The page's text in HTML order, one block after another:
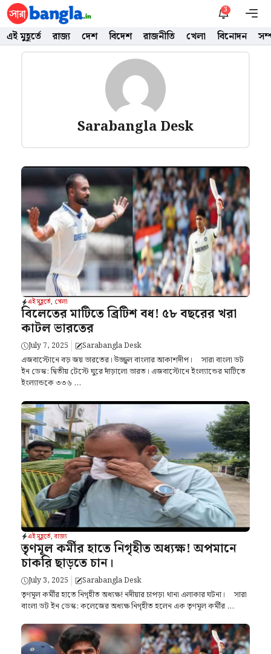
Skip
to
content
3
এই মুহূর্তে রাজ্য দেশ বিদেশ রাজনীতি খেলা বিনোদন
Sarabangla Desk
এই মুহূর্তে, খেলা
বিলেতের মাটিতে ব্রিটিশ বধ! ৫৮ বছরের খরা
কাটল ভারতের
July 7, 2025 Sarabangla Desk
এজবাস্টোনে বড় জয় ভারতের। উজ্জ্বল বাংলার আকাশদীপ। সারা বাংলা ডট
ইন ডেস্ক: দ্বিতীয় টেস্টে ঘুরে দাঁড়ালো ভারত। এজবাস্টোনে ইংল্যান্ডের মাটিতে
ইংল্যান্ডকে ৩৩৬ ...
এই মুহূর্তে,রাজ্য
তৃণমূল কর্মীর হাতে নিগৃহীত অধ্যক্ষ! অপমানে
চাকরি ছাড়তে চান।
July 3, 2025 Sarabangla Desk
তৃণমূল কর্মীর হাতে নিগৃহীত অধ্যক্ষ! নদীয়ার চাপড়া থানা এলাকার ঘটনা। সারা
বাংলা ডট ইন ডেস্ক: কলেজের অধ্যক্ষ নিগৃহীত হলেন এক তৃণমূল কর্মীর ...